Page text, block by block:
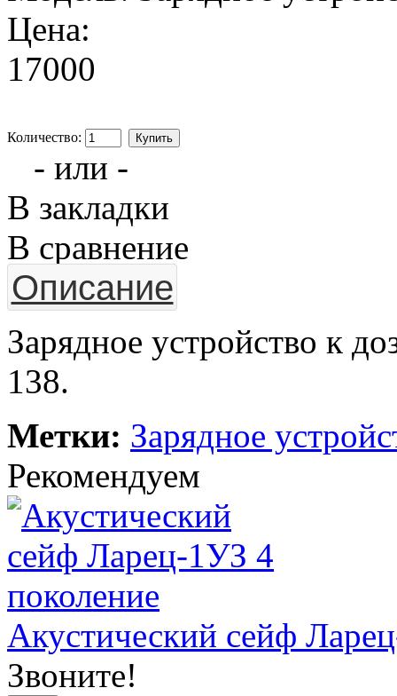
Цена:
17000
Количество:
- или -
В закладки
В сравнение
Описание
Зарядное устройство к
138.
Метки: Зарядное
Рекомендуем
Акустический сейф
Звоните!